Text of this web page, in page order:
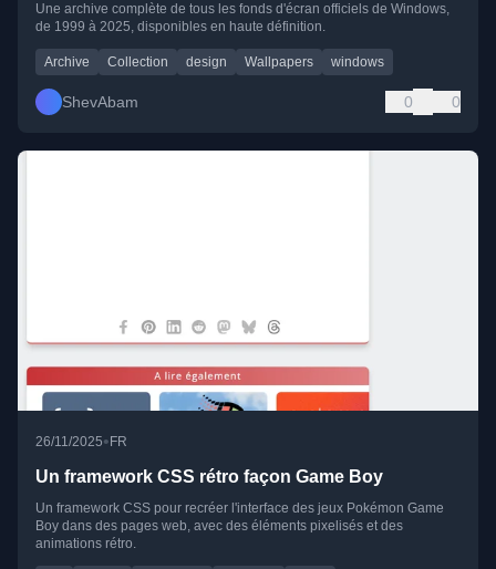
Une archive complète de tous les fonds d'écran officiels de Windows,
de 1999 à 2025, disponibles en haute définition.
Archive Collection design Wallpapers windows
ShevAbam 0 0
26/11/2025•FR
Un framework CSS rétro façon Game Boy
Un framework CSS pour recréer l'interface des jeux Pokémon Game
Boy dans des pages web, avec des éléments pixelisés et des
animations rétro.